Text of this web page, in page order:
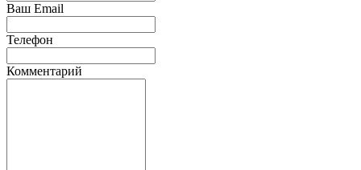
Ваш Email
Телефон
Комментарий